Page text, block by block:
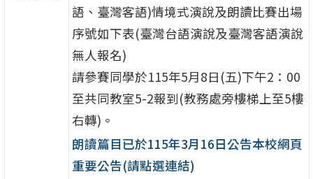
語、臺灣客語)情境式演說及朗讀比賽出場
序號如下表(臺灣台語演說及臺灣客語演說
無人報名)
請參賽同學於115年5月8日(五)下午2：00
至共同教室5-2報到(教務處旁樓梯上至5樓
右轉)。
朗讀篇目已於115年3月16日公告本校網頁
重要公告(請點選連結)